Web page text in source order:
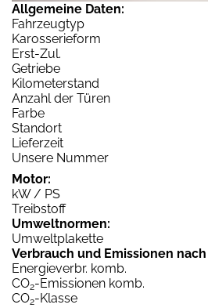
Allgemeine Daten:
Fahrzeugtyp
Karosserieform
Erst-Zul.
Getriebe
Kilometerstand
Anzahl der Türen
Farbe
Standort
Lieferzeit
Unsere Nummer
Motor:
kW / PS
Treibstoff
Umweltnormen:
Umweltplakette
Verbrauch und Emissionen nach
Energieverbr. komb.
CO2-Emissionen komb.
CO2-Klasse